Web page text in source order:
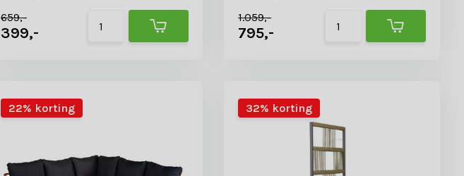
659,-
399,-
1.059,-
795,-
22% korting 32% korting